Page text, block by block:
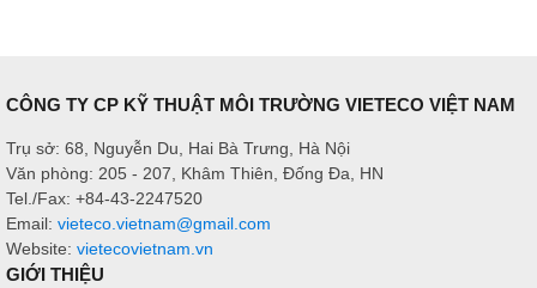
CÔNG TY CP KỸ THUẬT MÔI TRƯỜNG VIETECO VIỆT NAM
Trụ sở: 68, Nguyễn Du, Hai Bà Trưng, Hà Nội
Văn phòng: 205 - 207, Khâm Thiên, Đống Đa, HN
Tel./Fax: +84-43-2247520
Email: vieteco.vietnam@gmail.com
Website: vietecovietnam.vn
GIỚI THIỆU